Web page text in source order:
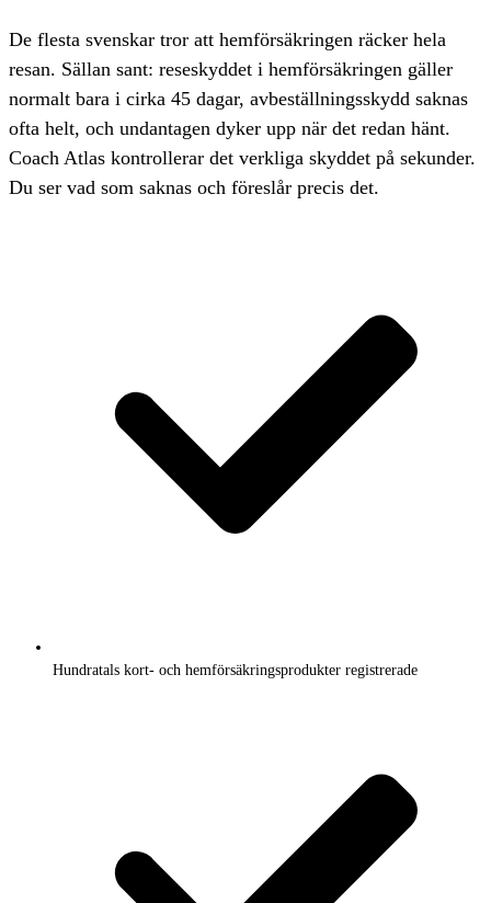
De flesta svenskar tror att hemförsäkringen räcker hela
resan. Sällan sant: reseskyddet i hemförsäkringen gäller
normalt bara i cirka 45 dagar, avbeställningsskydd saknas
ofta helt, och undantagen dyker upp när det redan hänt.
Coach Atlas kontrollerar det verkliga skyddet på sekunder.
Du ser vad som saknas och föreslår precis det.
Hundratals kort- och hemförsäkringsprodukter registrerade